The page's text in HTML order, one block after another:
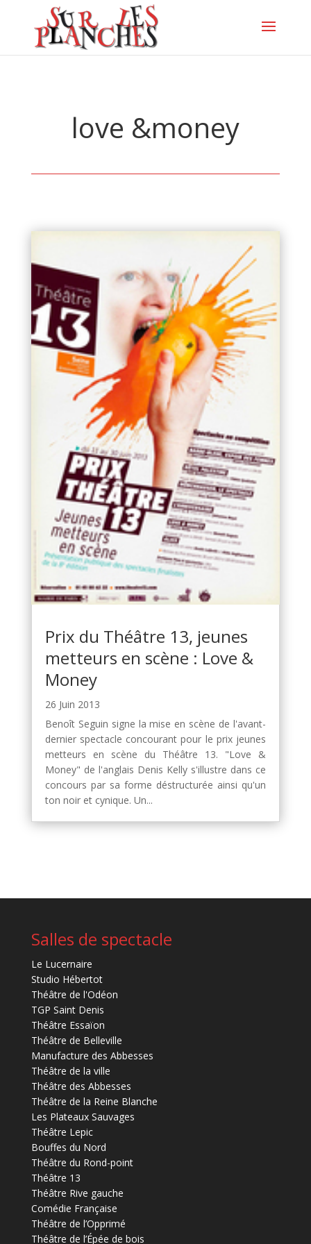
love &money
Prix du Théâtre 13, jeunes
metteurs en scène : Love &
Money
26 Juin 2013
Benoît Seguin signe la mise en scène de l'avant-
dernier spectacle concourant pour le prix jeunes
metteurs en scène du Théâtre 13. "Love &
Money" de l'anglais Denis Kelly s'illustre dans ce
concours par sa forme déstructurée ainsi qu'un
ton noir et cynique. Un...
Salles de spectacle
Le Lucernaire
Studio Hébertot
Théâtre de l'Odéon
TGP Saint Denis
Théâtre Essaïon
Théâtre de Belleville
Manufacture des Abbesses
Théâtre de la ville
Théâtre des Abbesses
Théâtre de la Reine Blanche
Les Plateaux Sauvages
Théâtre Lepic
Bouffes du Nord
Théâtre du Rond-point
Théâtre 13
Théâtre Rive gauche
Comédie Française
Théâtre de l’Opprimé
Théâtre de l’Épée de bois